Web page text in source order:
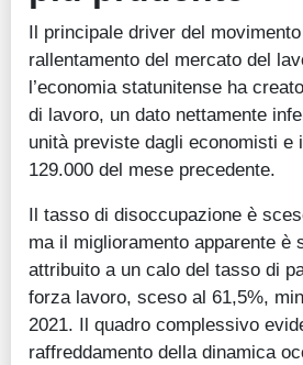
Il principale driver del
rallentamento del mercato del
l’economia statunitense ha
di lavoro, un dato nettamente
unità previste dagli economisti e
129.000 del mese precedente.
Il tasso di disoccupazione è
ma il miglioramento apparente è
attribuito a un calo del tasso di
forza lavoro, sceso al 61,5%,
2021. Il quadro complessivo
raffreddamento della dinamica